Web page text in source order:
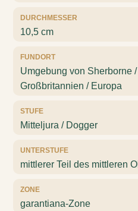
DURCHMESSER
10,5 cm
FUNDORT
Umgebung von Sherborne
Großbritannien / Europa
STUFE
Mitteljura / Dogger
UNTERSTUFE
mittlerer Teil des mittleren
ZONE
garantiana-Zone